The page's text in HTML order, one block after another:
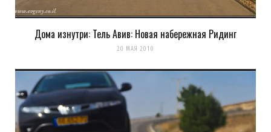
Дома изнутри: Тель Авив: Новая набережная Ридинг
20 МАЯ 2010